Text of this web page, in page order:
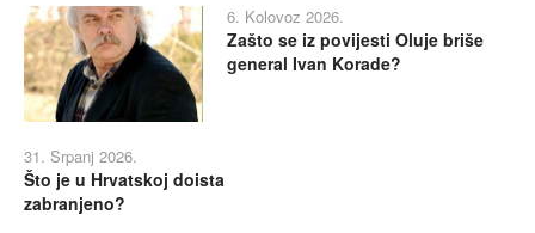
6. Kolovoz 2026.
Zašto se iz povijesti Oluje briše
general Ivan Korade?
31. Srpanj 2026.
Što je u Hrvatskoj doista
zabranjeno?